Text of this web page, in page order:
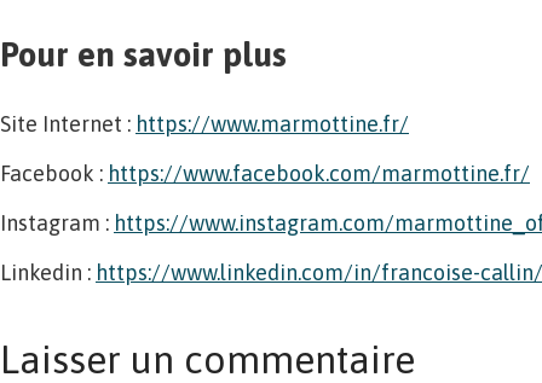
Pour en savoir plus
Site Internet : https://www.marmottine.fr/
Facebook : https://www.facebook.com/marmottine.fr/
Instagram : https://www.instagram.com/
Linkedin : https://www.linkedin.com/in/francoise-callin/
Laisser un commentaire